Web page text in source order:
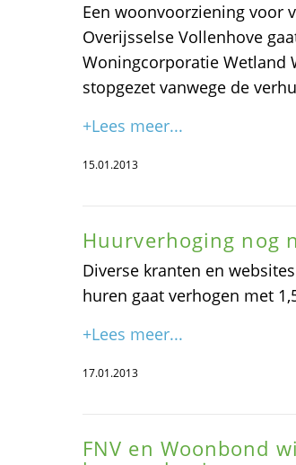
Een woonvoorziening voor
Overijsselse Vollenhove
Woningcorporatie Wetland
stopgezet vanwege de
+Lees meer...
15.01.2013
Huurverhoging nog
Diverse kranten en
huren gaat verhogen met
+Lees meer...
17.01.2013
FNV en Woonbond